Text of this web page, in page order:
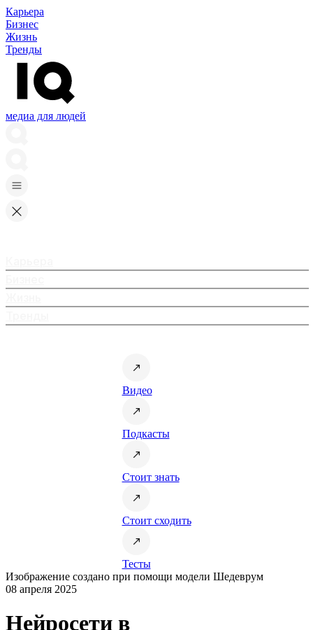
Карьера
Бизнес
Жизнь
Тренды
медиа для людей
Видео
Подкасты
Стоит знать
Стоит сходить
Тесты
Изображение создано при помощи модели Шедеврум
08 апреля 2025
Нейросети в